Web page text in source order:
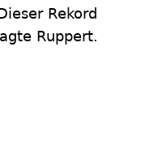
Rekord
Ruppert.